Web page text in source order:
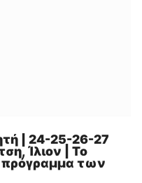
| 24-25-26-27
Ίλιον | Το
πρόγραμμα των